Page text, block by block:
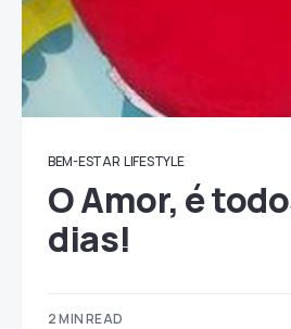
BEM-ESTAR LIFESTYLE
O Amor, é
dias!
2 MIN READ